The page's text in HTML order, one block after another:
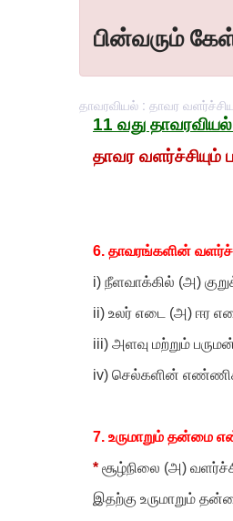
பின்வரும்
தாவரவியல் : தாவர
11 வது
தாவர வளர்ச்சியும்
6. தாவரங்களின்
i) நீளவாக்கில் (அ)
ii) உலர் எடை (அ) ஈர
iii) அளவு மற்றும்
iv) செல்களின்
7. உருமாறும் தன்மை
* சூழ்நிலை (அ)
இதற்கு உருமாறும்